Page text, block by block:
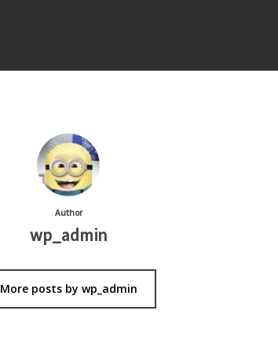
Author
wp_admin
More posts by wp_admin